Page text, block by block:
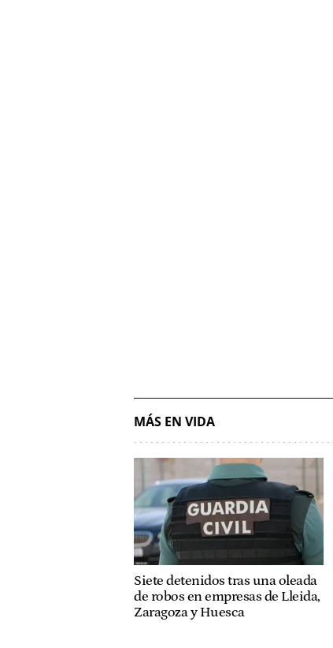
MÁS EN VIDA
Siete detenidos tras una oleada
de robos en empresas de Lleida,
Zaragoza y Huesca